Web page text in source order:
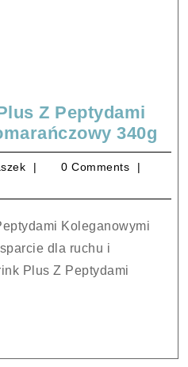
Z Peptydami
340g
Z
modraszek
0 Comments
dla ruchu i
Plus Z Peptydami